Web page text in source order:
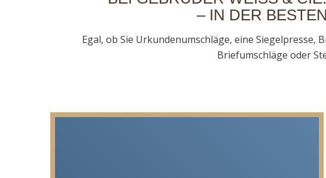
– IN DER
Egal, ob Sie Urkundenumschläge, eine
Briefumschläge oder